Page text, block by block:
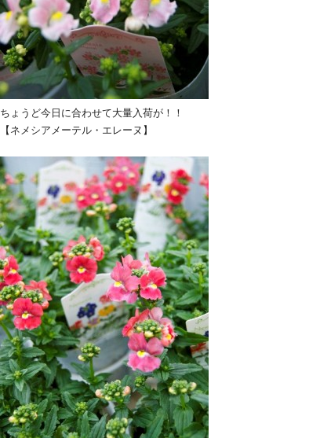
ちょうど今日に合わせて大量入荷が！！
【ネメシアメーテル・エレーヌ】